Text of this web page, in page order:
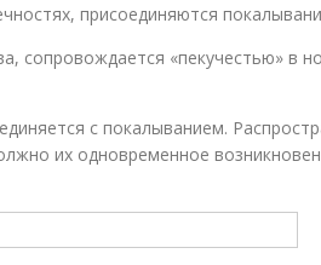
присоединяются
сопровождается «пекучестью» в
с покалыванием.
их одновременное